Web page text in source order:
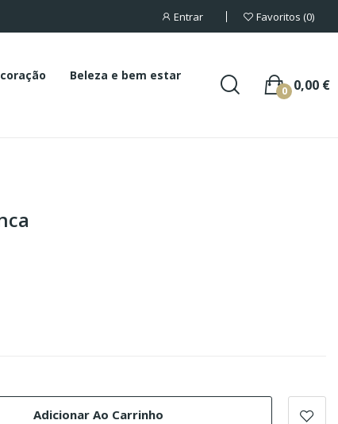
Entrar Favoritos 0
Beleza e bem estar
0,00 €
0
Adicionar Ao Carrinho